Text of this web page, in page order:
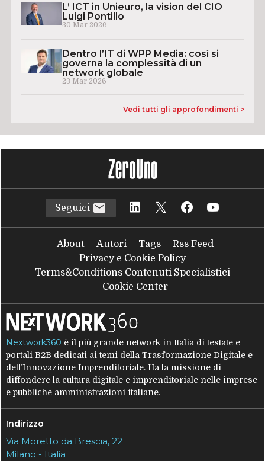
L’ ICT in Unieuro, la vision del CIO
Luigi Pontillo
30 Mar 2026
Dentro l’IT di WPP Media: così si
governa la complessità di un
network globale
23 Mar 2026
Vedi tutti gli approfondimenti >
Seguici
About Autori Tags
Rss Feed
Privacy e Cookie Policy
Terms&Conditions Contenuti Specialistici
Cookie Center
Nextwork360 è il più grande network in Italia di testate e
portali B2B dedicati ai temi della Trasformazione Digitale e
dell’Innovazione Imprenditoriale. Ha la missione di
diffondere la cultura digitale e imprenditoriale nelle imprese
e pubbliche amministrazioni italiane.
Indirizzo
Via Moretto da Brescia, 22
Milano - Italia